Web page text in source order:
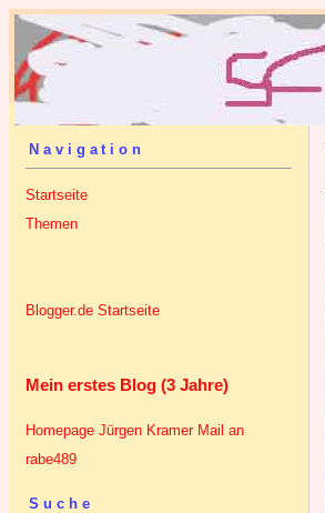
Navigation
Startseite
Themen
Blogger.de Startseite
Mein erstes Blog (3 Jahre)
Homepage Jürgen Kramer Mail an
rabe489
Suche